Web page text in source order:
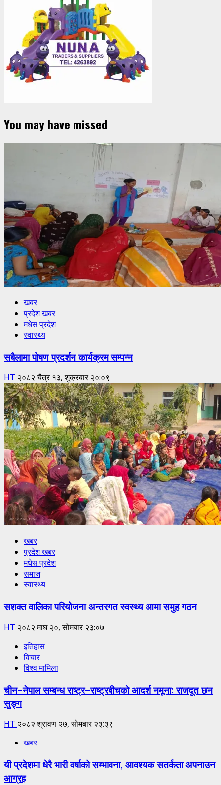
You may have missed
खबर
प्रदेश खबर
मधेस प्रदेश
स्वास्थ्य
सबैलामा पोषण प्रदर्शन कार्यक्रम सम्पन्न
HT २०८२ चैत्र १३, शुक्रबार २०:०९
खबर
प्रदेश खबर
मधेस प्रदेश
समाज
स्वास्थ्य
सशक्त वालिका परियोजना अन्तरगत स्वस्थ्य आमा समुह गठन
HT २०८२ माघ २०, सोमबार २३:०७
इतिहास
विचार
विश्व मामिला
चीन–नेपाल सम्बन्ध राष्ट्र–राष्ट्रबीचको आदर्श नमूना: राजदूत छन
सुङ्ग
HT २०८२ श्रावण २७, सोमबार २३:३९
खबर
यी प्रदेशमा धेरै भारी वर्षाको सम्भावना, आवश्यक सतर्कता अपनाउन
आग्रह